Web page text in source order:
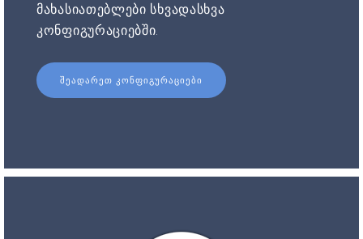
მახასიათებლები სხვადასხვა
კონფიგურაციებში.
ᲨᲔᲐᲓᲐᲠᲔᲗ ᲙᲝᲜᲤᲘᲒᲣᲠᲐᲪᲘᲔᲑᲘ